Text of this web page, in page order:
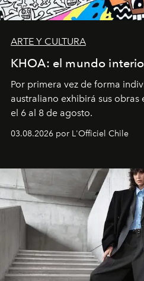
ARTE Y CULTURA
KHOA: el mundo
Por primera vez de forma
australiano exhibirá sus obras
el 6 al 8 de agosto.
03.08.2026 por L'Officiel Chile